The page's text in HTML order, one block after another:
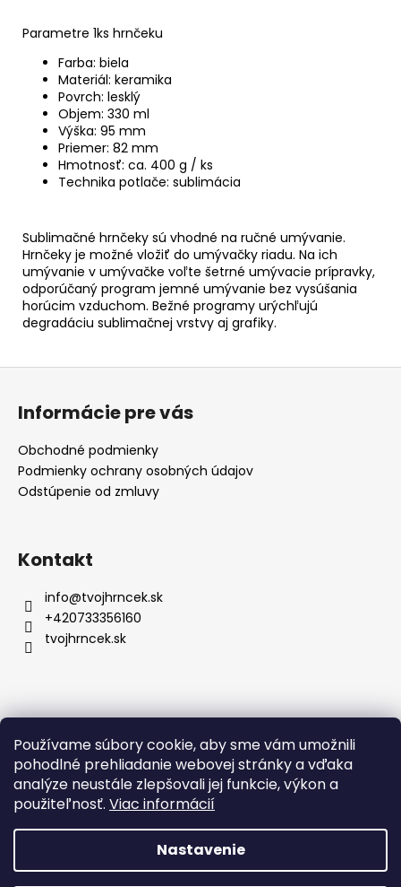
Používame súbory cookie, aby sme vám umožnili
pohodlné prehliadanie webovej stránky a vďaka
analýze neustále zlepšovali jej funkcie, výkon a
použiteľnosť. Viac informácií
Nastavenie
Parametre 1ks hrnčeku
Farba: biela
Materiál: keramika
Povrch: lesklý
Objem: 330 ml
Výška: 95 mm
Priemer: 82 mm
Hmotnosť: ca. 400 g / ks
Technika potlače: sublimácia
Sublimačné hrnčeky sú vhodné na ručné umývanie.
Hrnčeky je možné vložiť do umývačky riadu. Na ich
umývanie v umývačke voľte šetrné umývacie prípravky,
odporúčaný program jemné umývanie bez vysúšania
horúcim vzduchom. Bežné programy urýchľujú
degradáciu sublimačnej vrstvy aj grafiky.
Z
Informácie pre vás
Obchodné podmienky
Podmienky ochrany osobných údajov
Odstúpenie od zmluvy
Kontakt
info@tvojhrncek.sk
+420733356160
tvojhrncek.sk
Posledné hodnotenie produktov
Hodnotenie produktu je 5 z 5 hviezdičiek.
| Zuzana Gdulova